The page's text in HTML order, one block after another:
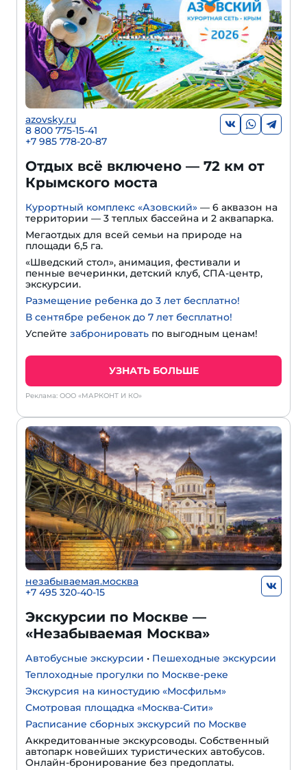
azovsky.ru
8 800 775-15-41
+7 985 778-20-87
Отдых всё включено — 72 км от
Крымского моста
Курортный комплекс «Азовский» — 6 аквазон на
территории — 3 теплых бассейна и 2 аквапарка.
Мегаотдых для всей семьи на природе на
площади 6,5 га.
«Шведский стол», анимация, фестивали и
пенные вечеринки, детский клуб, СПА-центр,
экскурсии.
Размещение ребенка до 3 лет бесплатно!
В сентябре ребенок до 7 лет бесплатно!
Успейте забронировать по выгодным ценам!
УЗНАТЬ БОЛЬШЕ
Реклама: ООО «МАРКОНТ И КО»
незабываемая.москва
+7 495 320-40-15
Экскурсии по Москве —
«Незабываемая Москва»
Автобусные экскурсии • Пешеходные экскурсии
Теплоходные прогулки по Москве-реке
Экскурсия на киностудию «Мосфильм»
Смотровая площадка «Москва-Сити»
Расписание сборных экскурсий по Москве
Аккредитованные экскурсоводы. Собственный
автопарк новейших туристических автобусов.
Онлайн-бронирование без предоплаты.